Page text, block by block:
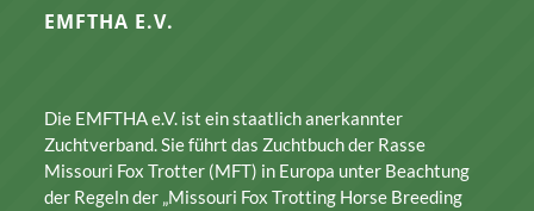
EMFTHA E.V.
Die EMFTHA e.V. ist ein staatlich anerkannter
Zuchtverband. Sie führt das Zuchtbuch der Rasse
Missouri Fox Trotter (MFT) in Europa unter Beachtung
der Regeln der „Missouri Fox Trotting Horse Breeding